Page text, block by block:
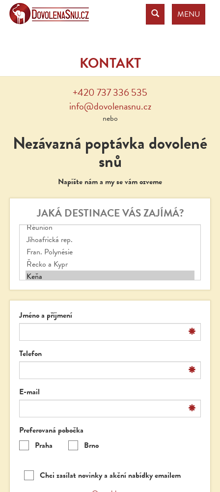
MENU
KONTAKT
+420 737 336 535
info@dovolenasnu.cz
nebo
Nezávazná poptávka dovolené
snů
Napište nám a my se vám ozveme
JAKÁ DESTINACE VÁS ZAJÍMÁ?
Jméno a příjmení
*
Telefon
*
E-mail
*
Preferovaná pobočka
Praha
Brno
Chci zasílat novinky a akční nabídky emailem